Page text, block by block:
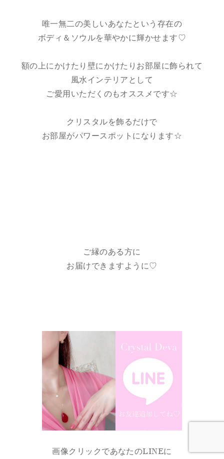
唯一無二の美しいあなたという存在の
ボディ＆ソウルを華やかに輝かせます♡
額の上にかけたり壁にかけたりお部屋に飾られて
風水インテリアとして
ご愛用いただくのもオススメです☆
クリスタルを飾るだけで
お部屋がパワースポットになります☆
ご縁のある方に
お届けできますように♡
画像クリックであなたのLINEに